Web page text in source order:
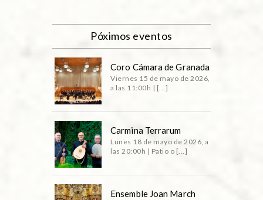
Póximos eventos
Coro Cámara de Granada
Viernes 15 de mayo de 2026,
a las 11:00h | [...]
Carmina Terrarum
Lunes 18 de mayo de 2026, a
las 20:00h | Patio o [...]
Ensemble Joan March